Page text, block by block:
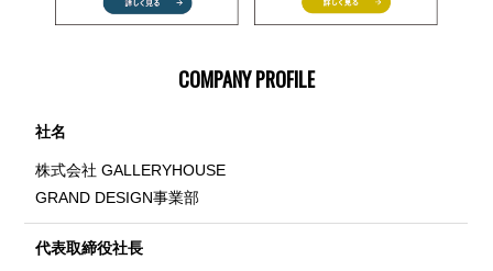
COMPANY PROFILE
社名
株式会社 GALLERYHOUSE
GRAND DESIGN事業部
代表取締役社長